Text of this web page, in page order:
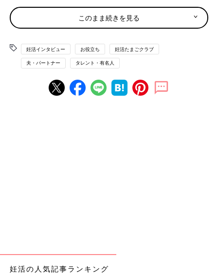
交際4ヶ月でプロポーズ、7ヶ月でのスピード婚！
そんな中、飛び込んできたのが「おのののかさん結婚」というハ
ッピーなニュース。お相手は競泳選手の塩浦慎理さん。
終息の見通しがつかないコロナ禍での結婚をどのような思いで決
●おのののかさん（以下おのののか）「『これからどうなっちゃ
な返答をしてくれたり、励ましてくれたりして。そのうち2人で
会うようになって、すてきな人だなと思うようになりました。す
このまま続きを見る
妊活インタビュー お役立ち 妊活たまごクラブ
夫・パートナー タレント・有名人
妊活の人気記事ランキング